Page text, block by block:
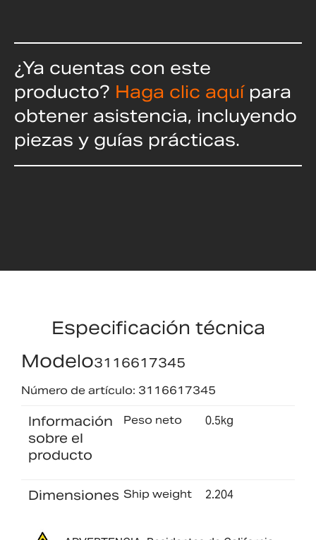
¿Ya cuentas con este
producto? Haga clic aquí para
obtener asistencia, incluyendo
piezas y guías prácticas.
Especificación técnica
Modelo3116617345
Número de artículo: 3116617345
Información
sobre el
producto
Peso neto 0.5kg
Dimensiones Ship weight 2.204